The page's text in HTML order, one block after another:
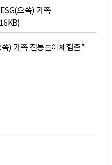
으쓱) 가족
) 가족 전통놀이체험존”